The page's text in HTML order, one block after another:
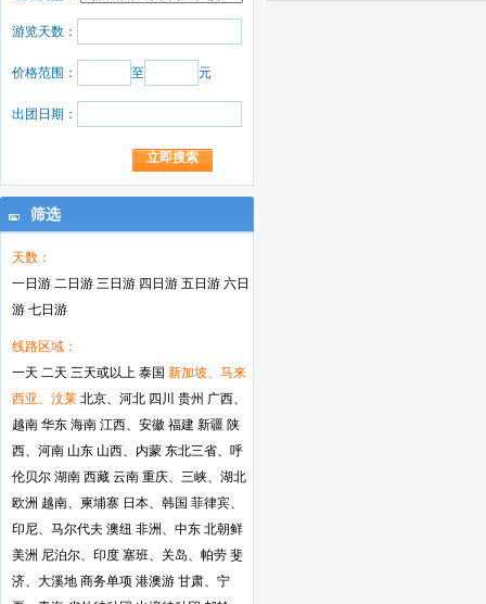
游览天数：
价格范围： 至 元
出团日期：
筛选
天数：
一日游 二日游 三日游 四日游 五日游 六日
游 七日游
线路区域：
一天 二天 三天或以上 泰国 新加坡、马来
西亚、汶莱 北京、河北 四川 贵州 广西、
越南 华东 海南 江西、安徽 福建 新疆 陕
西、河南 山东 山西、内蒙 东北三省、呼
伦贝尔 湖南 西藏 云南 重庆、三峡、湖北
欧洲 越南、柬埔寨 日本、韩国 菲律宾、
印尼、马尔代夫 澳纽 非洲、中东 北朝鲜
美洲 尼泊尔、印度 塞班、关岛、帕劳 斐
济、大溪地 商务单项 港澳游 甘肃、宁